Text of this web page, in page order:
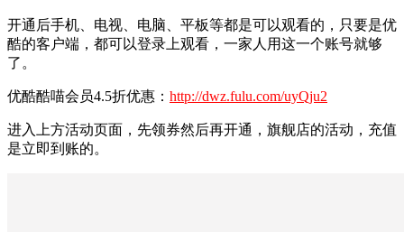
开通后手机、电视、电脑、平板等都是可以观看的，只要是优
酷的客户端，都可以登录上观看，一家人用这一个账号就够
了。
优酷酷喵会员4.5折优惠： http://dwz.fulu.com/uyQju2
进入上方活动页面，先领券然后再开通，旗舰店的活动，充值
是立即到账的。